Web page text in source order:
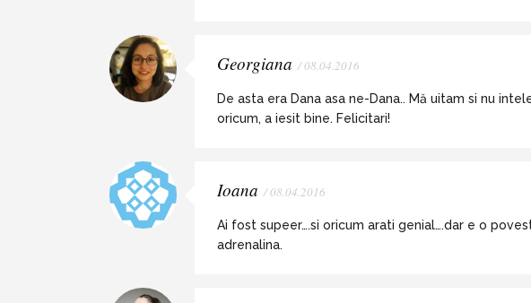
Georgiana / 08.04.2016
De asta era Dana asa ne-Dana.. Mă uitam si nu
oricum, a iesit bine. Felicitari!
Ioana / 08.04.2016
Ai fost supeer….si oricum arati genial….dar e o
adrenalina.